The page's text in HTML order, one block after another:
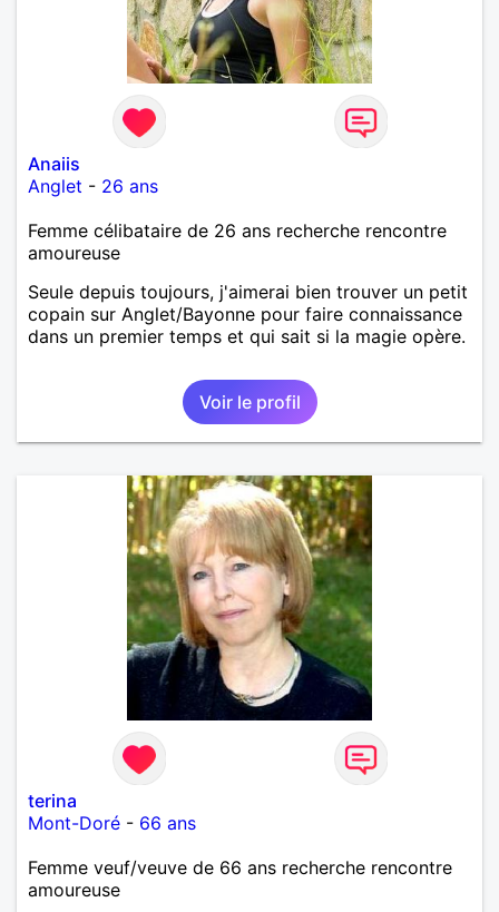
Anaiis
Anglet - 26 ans
Femme célibataire de 26 ans recherche rencontre
amoureuse
Seule depuis toujours, j'aimerai bien trouver un petit
copain sur Anglet/Bayonne pour faire connaissance
dans un premier temps et qui sait si la magie opère.
Voir le profil
terina
Mont-Doré - 66 ans
Femme veuf/veuve de 66 ans recherche rencontre
amoureuse